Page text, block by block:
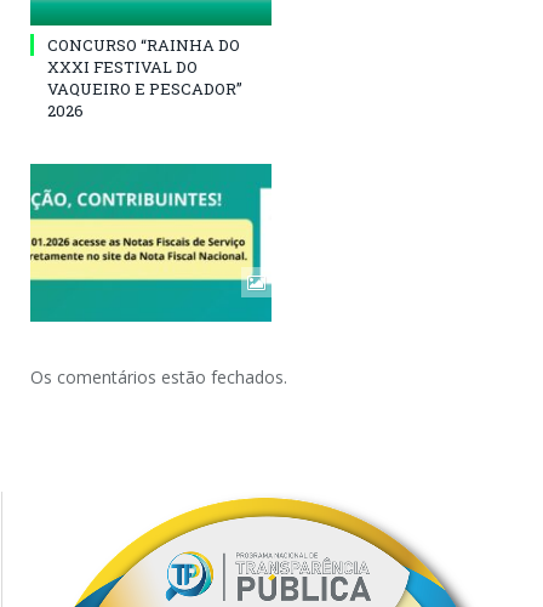
CONCURSO “RAINHA DO
XXXI FESTIVAL DO
VAQUEIRO E PESCADOR”
2026
Os comentários estão fechados.